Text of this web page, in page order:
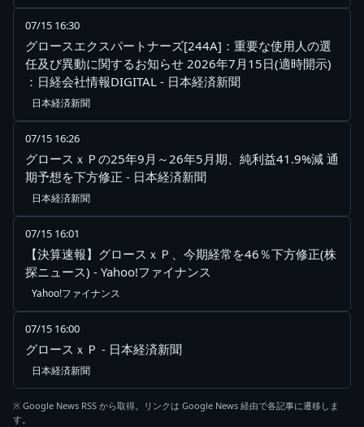
07/15 16:30
グロースエクスパートナーズ[244A]：重要な使用人の選
任及び異動に関するお知らせ 2026年7月15日(適時開示)
：日経会社情報DIGITAL - 日本経済新聞
日本経済新聞
07/15 16:26
グロースｘＰの25年9月～26年5月期、純利益41.9%減 通
期予想を下方修正 - 日本経済新聞
日本経済新聞
07/15 16:01
【決算速報】グロースｘＰ、今期経常を46％下方修正(株
探ニュース) - Yahoo!ファイナンス
Yahoo!ファイナンス
07/15 16:00
グロースｘＰ - 日本経済新聞
日本経済新聞
※ Google News RSS から取得。リンクは Google News 経由で各記事に遷移しま
す。